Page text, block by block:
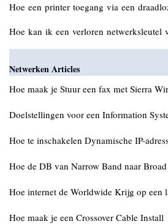
Hoe een printer toegang via een
Hoe kan ik een verloren
Netwerken Articles
Hoe maak je Stuur een fax met Sierra
Doelstellingen voor een Information
Hoe te inschakelen Dynamische IP-
Hoe de DB van Narrow Band naar
Hoe internet de Worldwide Krijg op een
Hoe maak je een Crossover Cable Install